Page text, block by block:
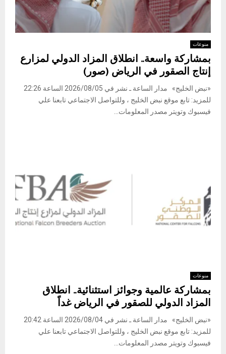
منوعات
بمشاركة واسعة.. انطلاق المزاد الدولي لمزارع
إنتاج الصقور في الرياض (صور)
«نبض الخليج» مدار الساعة ـ نشر في 2026/08/05 الساعة 22:26
للمزيد: تابع موقع نبض الخليج ، وللتواصل الاجتماعي تابعنا علي
فيسبوك وتويتر مصدر المعلومات...
منوعات
بمشاركة عالمية وجوائز استثنائية.. انطلاق
المزاد الدولي للصقور في الرياض غداً
«نبض الخليج» مدار الساعة ـ نشر في 2026/08/04 الساعة 20:42
للمزيد: تابع موقع نبض الخليج ، وللتواصل الاجتماعي تابعنا علي
فيسبوك وتويتر مصدر المعلومات...